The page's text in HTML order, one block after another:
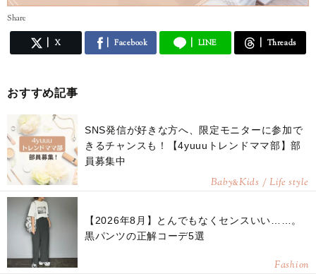
Share
X Facebook LINE Threads
おすすめ記事
SNS発信が好きな方へ、限定モニターに参加で
きるチャンスも！【4yuuuトレンドママ部】部
員募集中
Baby&Kids / Life style
【2026年8月】とんでもなくセンスいい……。
黒パンツの正解コーデ5選
Fashion